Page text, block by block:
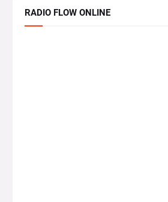
RADIO FLOW ONLINE